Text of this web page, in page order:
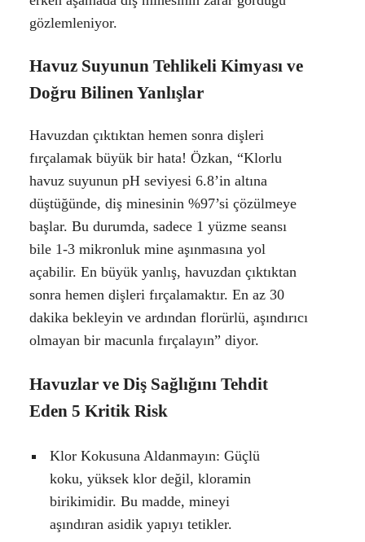
gözlemleniyor.
Havuz Suyunun Tehlikeli Kimyası ve
Doğru Bilinen Yanlışlar
Havuzdan çıktıktan hemen sonra dişleri
fırçalamak büyük bir hata! Özkan, “Klorlu
havuz suyunun pH seviyesi 6.8’in altına
düştüğünde, diş minesinin %97’si çözülmeye
başlar. Bu durumda, sadece 1 yüzme seansı
bile 1-3 mikronluk mine aşınmasına yol
açabilir. En büyük yanlış, havuzdan çıktıktan
sonra hemen dişleri fırçalamaktır. En az 30
dakika bekleyin ve ardından florürlü, aşındırıcı
olmayan bir macunla fırçalayın” diyor.
Havuzlar ve Diş Sağlığını Tehdit
Eden 5 Kritik Risk
Klor Kokusuna Aldanmayın: Güçlü
koku, yüksek klor değil, kloramin
birikimidir. Bu madde, mineyi
aşındıran asidik yapıyı tetikler.